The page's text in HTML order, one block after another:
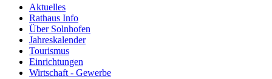
Aktuelles
Rathaus Info
Über Solnhofen
Jahreskalender
Tourismus
Einrichtungen
Wirtschaft - Gewerbe